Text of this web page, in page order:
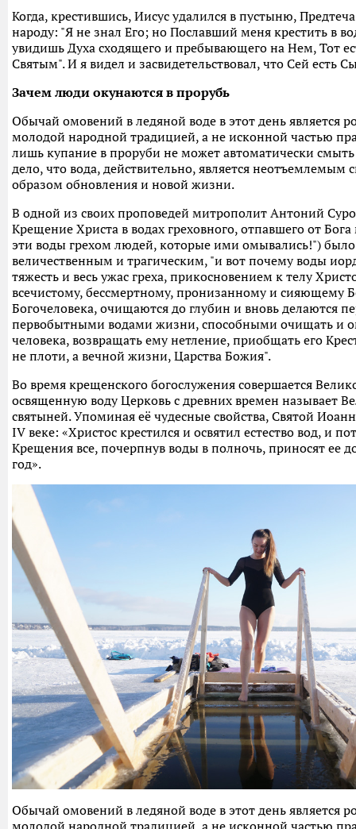
Когда, крестившись, Иисус удалился в пустыню,
народу: "Я не знал Его; но Пославший меня крестить в
увидишь Духа сходящего и пребывающего на Нем, Тот
Святым". И я видел и засвидетельствовал, что Сей есть
Зачем люди окунаются в прорубь
Обычай омовений в ледяной воде в этот день является
молодой народной традицией, а не исконной частью
лишь купание в проруби не может автоматически смыть
дело, что вода, действительно, является неотъемлемым
образом обновления и новой жизни.
В одной из своих проповедей митрополит Антоний
Крещение Христа в водах греховного, отпавшего от
эти воды грехом людей, которые ими омывались!")
величественным и трагическим, "и вот почему воды
тяжесть и весь ужас греха, прикосновением к телу
всечистому, бессмертному, пронизанному и сияющему
Богочеловека, очищаются до глубин и вновь делаются
первобытными водами жизни, способными очищать и
человека, возвращать ему нетление, приобщать его
не плоти, а вечной жизни, Царства Божия".
Во время крещенского богослужения совершается
освященную воду Церковь с древних времен называет
святыней. Упоминая её чудесные свойства, Святой
IV веке: «Христос крестился и освятил естество вод, и
Крещения все, почерпнув воды в полночь, приносят ее
год».
Обычай омовений в ледяной воде в этот день является
молодой народной традицией, а не исконной частью